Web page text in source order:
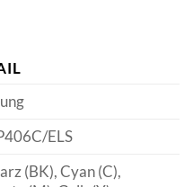
ELS
(BK), Cyan (C),